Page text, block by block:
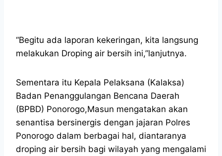
“Begitu ada laporan kekeringan, kita langsung
melakukan Droping air bersih ini,”lanjutnya.
Sementara itu Kepala Pelaksana (Kalaksa)
Badan Penanggulangan Bencana Daerah
(BPBD) Ponorogo,Masun mengatakan akan
senantisa bersinergis dengan jajaran Polres
Ponorogo dalam berbagai hal, diantaranya
droping air bersih bagi wilayah yang mengalami